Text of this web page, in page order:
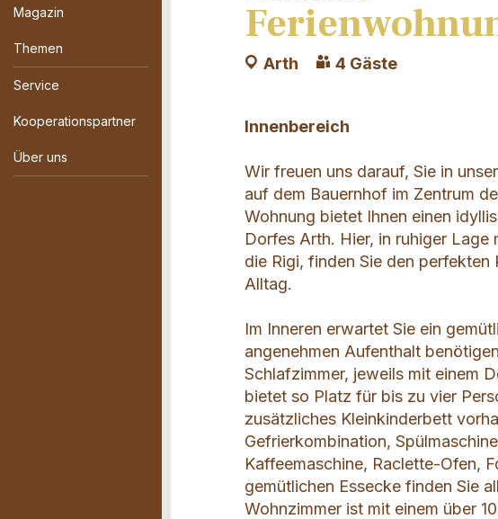
Magazin
Themen
Service
Kooperationspartner
Über uns
Arth 4 Gäste
Innenbereich
Wir freuen uns darauf, Sie in
auf dem Bauernhof im Zentrum
Wohnung bietet Ihnen einen
Dorfes Arth. Hier, in ruhiger
die Rigi, finden Sie den
Alltag.
Im Inneren erwartet Sie ein
angenehmen Aufenthalt
Schlafzimmer, jeweils mit einem
bietet so Platz für bis zu vier
zusätzliches Kleinkinderbett
Gefrierkombination,
Kaffeemaschine, Raclette-Ofen,
gemütlichen Essecke finden Sie
Wohnzimmer ist mit einem über